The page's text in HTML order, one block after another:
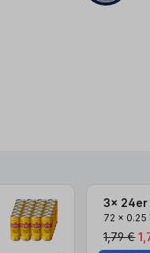
3x 24er
72 x 0.25 l
1,79 €